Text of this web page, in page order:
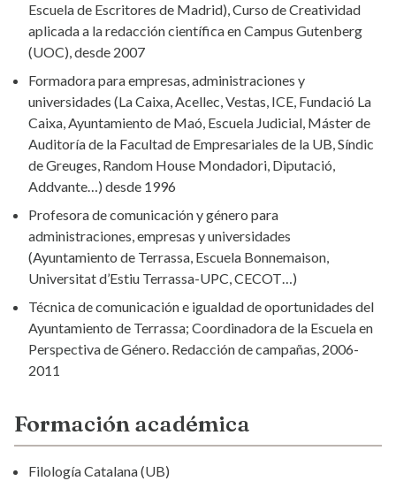
Escuela de Escritores de Madrid), Curso de Creatividad
aplicada a la redacción científica en Campus Gutenberg
(UOC), desde 2007
Formadora para empresas, administraciones y
universidades (La Caixa, Acellec, Vestas, ICE, Fundació La
Caixa, Ayuntamiento de Maó, Escuela Judicial, Máster de
Auditoría de la Facultad de Empresariales de la UB, Síndic
de Greuges, Random House Mondadori, Diputació,
Addvante…) desde 1996
Profesora de comunicación y género para
administraciones, empresas y universidades
(Ayuntamiento de Terrassa, Escuela Bonnemaison,
Universitat d’Estiu Terrassa-UPC, CECOT…)
Técnica de comunicación e igualdad de oportunidades del
Ayuntamiento de Terrassa; Coordinadora de la Escuela en
Perspectiva de Género. Redacción de campañas, 2006-
2011
Formación académica
Filología Catalana (UB)